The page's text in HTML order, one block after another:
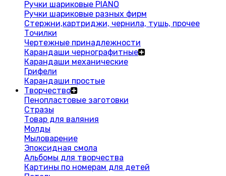
Ручки шариковые PIANO
Ручки шариковые разных фирм
Стержни,картриджи, чернила, тушь, прочее
Точилки
Чертежные принадлежности
Карандаши чернографитные
Карандаши механические
Грифели
Карандаши простые
Творчество
Пенопластовые заготовки
Стразы
Товар для валяния
Молды
Мыловарение
Эпоксидная смола
Альбомы для творчества
Картины по номерам для детей